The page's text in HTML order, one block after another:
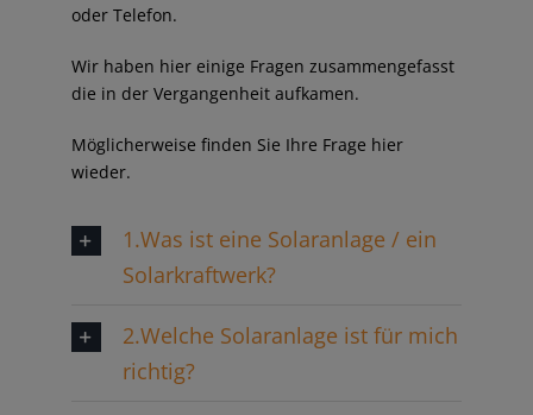
oder Telefon.
Wir haben hier einige Fragen zusammengefasst
die in der Vergangenheit aufkamen.
Möglicherweise finden Sie Ihre Frage hier
wieder.
1.Was ist eine Solaranlage / ein
Solarkraftwerk?
2.Welche Solaranlage ist für mich
richtig?